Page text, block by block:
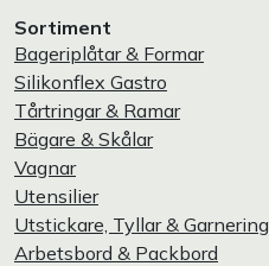
Sortiment
Bageriplåtar & Formar
Silikonflex Gastro
Tårtringar & Ramar
Bägare & Skålar
Vagnar
Utensilier
Utstickare, Tyllar & Garnering
Arbetsbord & Packbord